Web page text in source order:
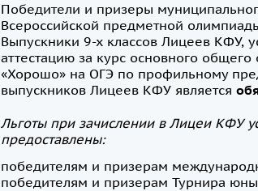
​Победители и призеры
Всероссийской предметной
Выпускники 9-х классов Лицеев КФУ,
аттестацию за курс основного
«Хорошо» на ОГЭ по профильному
выпускников Лицеев КФУ является
Льготы при зачислении в Лицеи КФУ
предоставлены:
победителям и призерам
победителям и призерам Турнира